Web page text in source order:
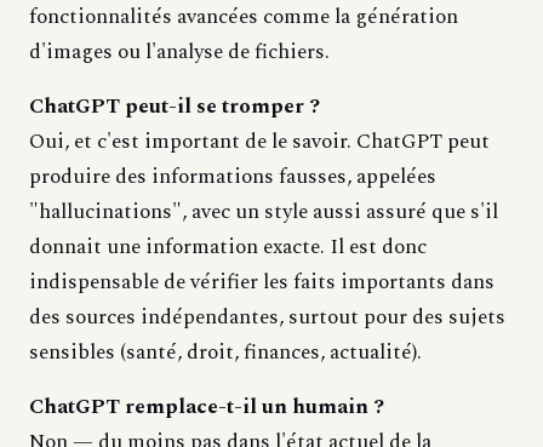
fonctionnalités avancées comme la génération
d'images ou l'analyse de fichiers.
ChatGPT peut-il se tromper ?
Oui, et c'est important de le savoir. ChatGPT peut
produire des informations fausses, appelées
"hallucinations", avec un style aussi assuré que s'il
donnait une information exacte. Il est donc
indispensable de vérifier les faits importants dans
des sources indépendantes, surtout pour des sujets
sensibles (santé, droit, finances, actualité).
ChatGPT remplace-t-il un humain ?